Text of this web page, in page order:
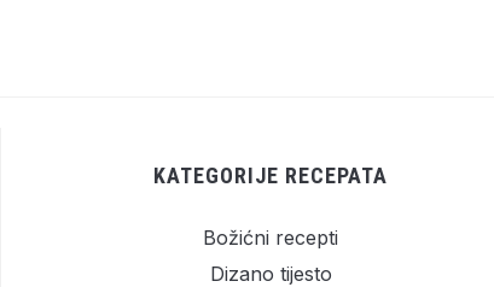
KATEGORIJE RECEPATA
Božićni recepti
Dizano tijesto